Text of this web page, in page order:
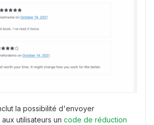
la possibilité d'envoyer
utilisateurs un code de réduction